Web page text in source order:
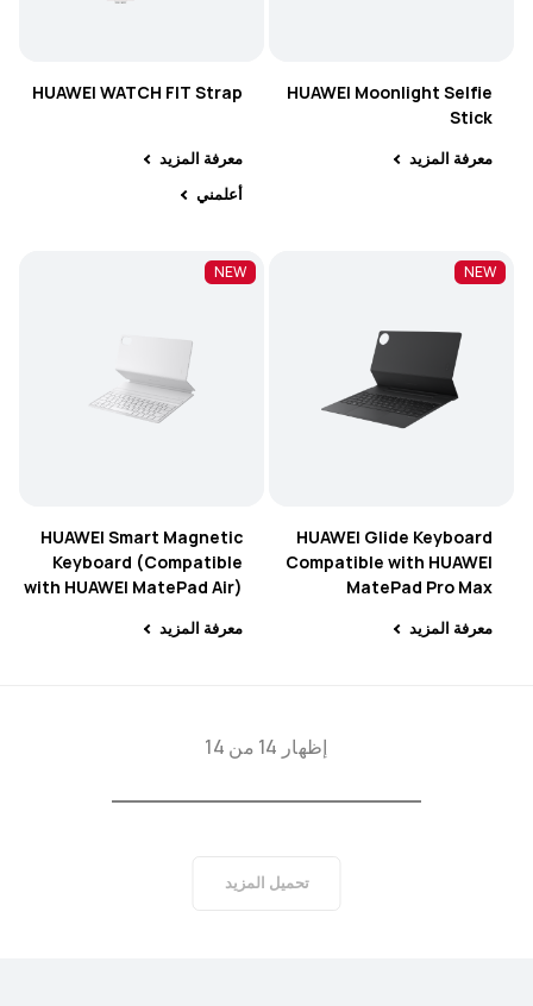
HUAWEI Moonlight Selfie
Stick
معرفة المزيد
HUAWEI WATCH FIT Strap
معرفة المزيد
أعلمني
NEW
NEW
HUAWEI Glide Keyboard
Compatible with HUAWEI
MatePad Pro Max
معرفة المزيد
NEW
HUAWEI Smart Magnetic
Keyboard (Compatible
with HUAWEI MatePad Air)
معرفة المزيد
إظهار 14 من 14
تحميل المزيد